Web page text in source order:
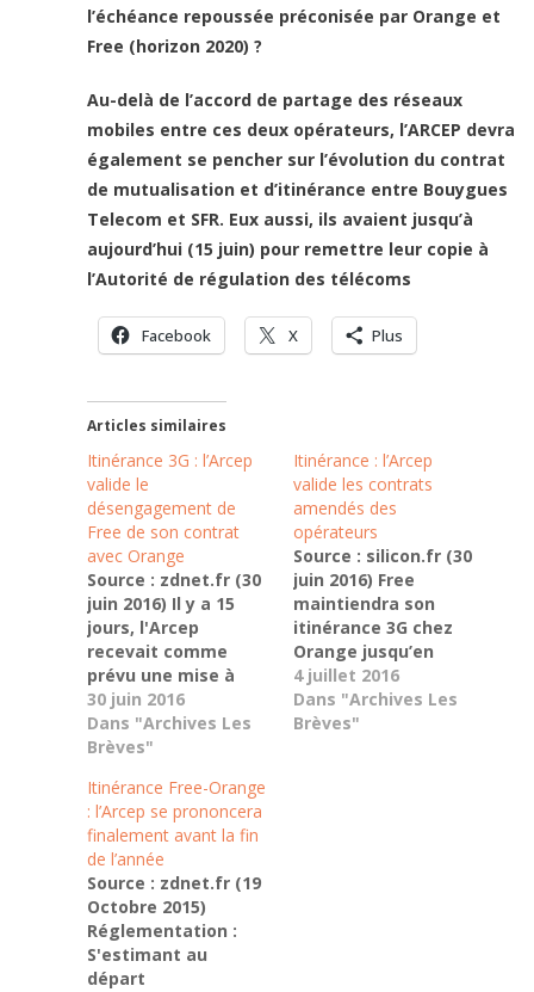
l’échéance repoussée préconisée par Orange et
Free (horizon 2020) ?
Au-delà de l’accord de partage des réseaux
mobiles entre ces deux opérateurs, l’ARCEP devra
également se pencher sur l’évolution du contrat
de mutualisation et d’itinérance entre Bouygues
Telecom et SFR. Eux aussi, ils avaient jusqu’à
aujourd’hui (15 juin) pour remettre leur copie à
l’Autorité de régulation des télécoms
Facebook X Plus
Articles similaires
Itinérance 3G : l’Arcep
valide le
désengagement de
Free de son contrat
avec Orange
Source : zdnet.fr (30
juin 2016) Il y a 15
jours, l'Arcep
recevait comme
prévu une mise à
jour du contrat
d'itinérance 3G liant
Orange à Free
jour a un objectif
clair : fixer la fin de
ce partenariat qui
selon le régulateur
ou encore
l'Autorité…
30 juin 2016
Dans "Archives Les
Brèves"
Itinérance : l’Arcep
valide les contrats
amendés des
opérateurs
Source : silicon.fr (30
juin 2016) Free
maintiendra son
itinérance 3G chez
Orange jusqu’en
2020. SFR et
Bouygues Telecom
sépareront leur 4G
4 juillet 2016
Dans "Archives Les
Brèves"
Itinérance Free-Orange
: l’Arcep se prononcera
finalement avant la fin
de l’année
Source : zdnet.fr (19
Octobre 2015)
Réglementation :
S'estimant au
départ